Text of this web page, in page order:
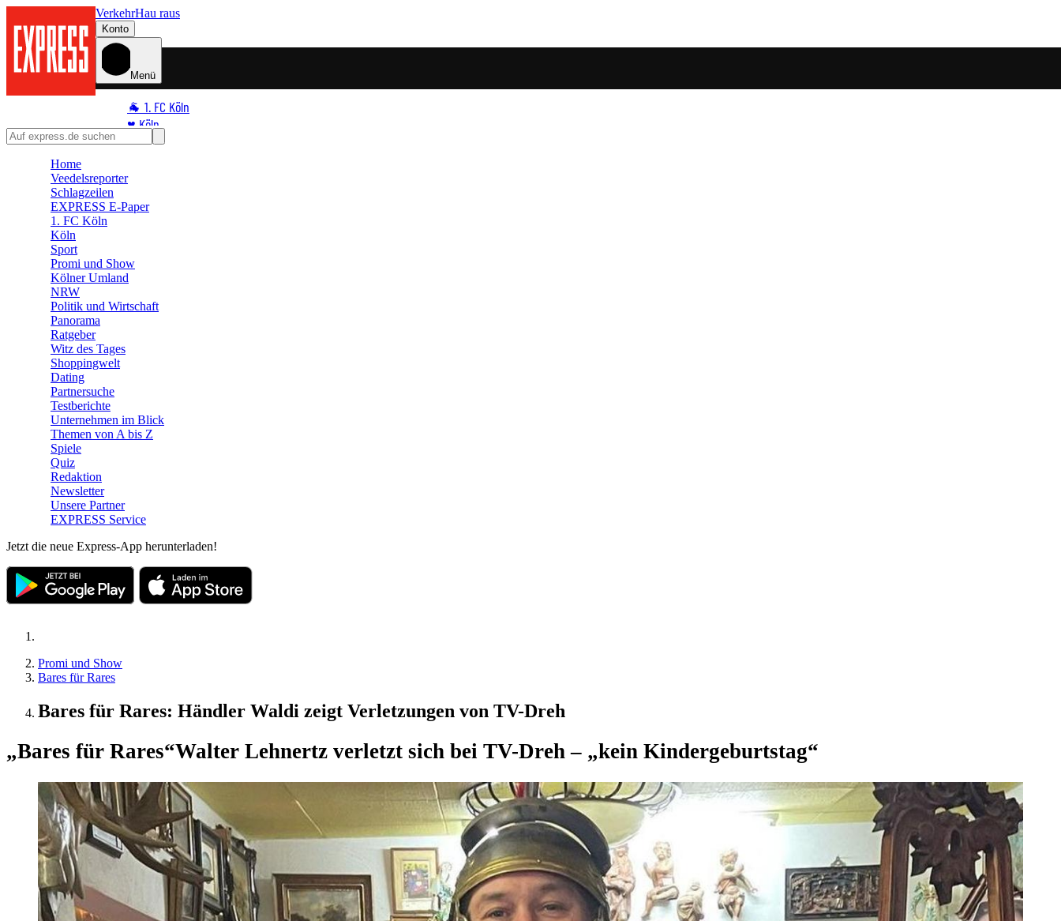
VerkehrHau raus
Konto
Menü
🐐 1. FC Köln
♥️ Köln
⭐ Promi
🛒 Shoppingwelt
🧩 Spiele
Home
Veedelsreporter
Schlagzeilen
EXPRESS E-Paper
1. FC Köln
Köln
Sport
Promi und Show
Kölner Umland
NRW
Politik und Wirtschaft
Panorama
Ratgeber
Witz des Tages
Shoppingwelt
Dating
Partnersuche
Testberichte
Unternehmen im Blick
Themen von A bis Z
Spiele
Quiz
Redaktion
Newsletter
Unsere Partner
EXPRESS Service
Jetzt die neue Express-App herunterladen!
Promi und Show
Bares für Rares
Bares für Rares: Händler Waldi zeigt Verletzungen von TV-Dreh
„Bares für Rares“Walter Lehnertz verletzt sich bei TV-Dreh – „kein Kindergeburtstag“